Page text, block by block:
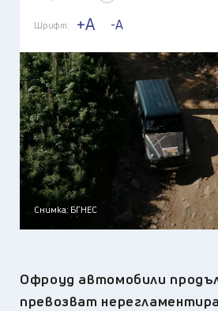
Шрифт: +A -A
Снимка: БГНЕС
Офроуд автомобили
превозват